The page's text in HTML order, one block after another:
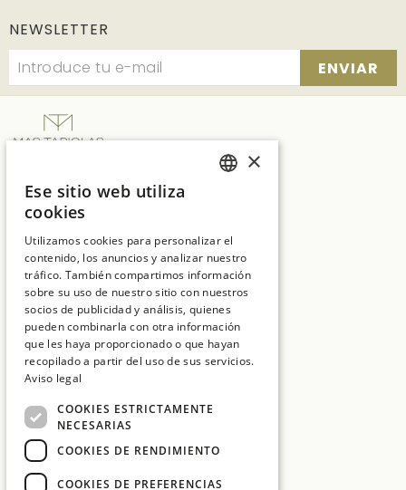
NEWSLETTER
ENVIAR
Ctra. C65 Km.7, vecindario de Solius, s/n
+34 972 837 017
hotelmt@salleshotels.com
Hotel Mas Tapiolas
Hotel Cala del Pi
Sallés Hotels
CATALAN
FRENCH
×
Ese sitio web utiliza
cookies
Utilizamos cookies para personalizar el
contenido, los anuncios y analizar nuestro
tráfico. También compartimos información
sobre su uso de nuestro sitio con nuestros
socios de publicidad y análisis, quienes
pueden combinarla con otra información
que les haya proporcionado o que hayan
recopilado a partir del uso de sus servicios.
Aviso legal
COOKIES ESTRICTAMENTE
NECESARIAS
COOKIES DE RENDIMIENTO
COOKIES DE PREFERENCIAS